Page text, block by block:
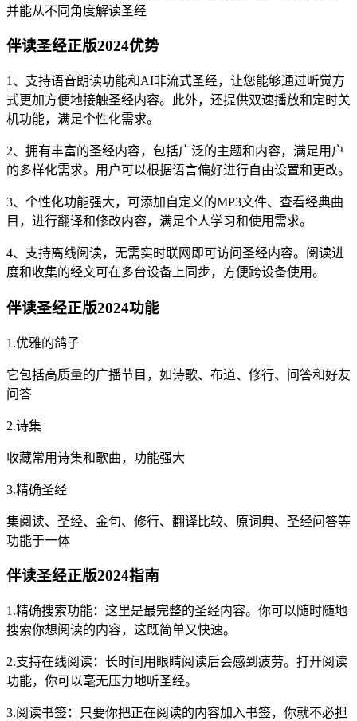
并能从不同角度解读圣经
伴读圣经正版2024优势
1、支持语音朗读功能和AI非流式圣经，让您能够通过听觉方
式更加方便地接触圣经内容。此外，还提供双速播放和定时关
机功能，满足个性化需求。
2、拥有丰富的圣经内容，包括广泛的主题和内容，满足用户
的多样化需求。用户可以根据语言偏好进行自由设置和更改。
3、个性化功能强大，可添加自定义的MP3文件、查看经典曲
目，进行翻译和修改内容，满足个人学习和使用需求。
4、支持离线阅读，无需实时联网即可访问圣经内容。阅读进
度和收集的经文可在多台设备上同步，方便跨设备使用。
伴读圣经正版2024功能
1.优雅的鸽子
它包括高质量的广播节目，如诗歌、布道、修行、问答和好友
问答
2.诗集
收藏常用诗集和歌曲，功能强大
3.精确圣经
集阅读、圣经、金句、修行、翻译比较、原词典、圣经问答等
功能于一体
伴读圣经正版2024指南
1.精确搜索功能：这里是最完整的圣经内容。你可以随时随地
搜索你想阅读的内容，这既简单又快速。
2.支持在线阅读：长时间用眼睛阅读后会感到疲劳。打开阅读
功能，你可以毫无压力地听圣经。
3.阅读书签：只要你把正在阅读的内容加入书签，你就不必担